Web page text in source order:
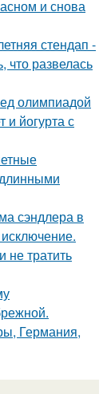
и снова
стендап -
что развелась
олимпиадой
и йогурта с
сэндлера в
не тратить
Германия,